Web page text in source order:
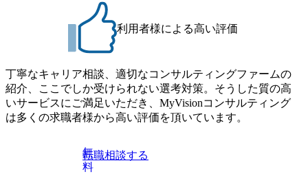
プし、バイタリティーを持ってチャレンジできる方 ・自ら
コンサル業界やクライアント動向を把握し、クライアント
や自社への提案などに積極的に関わることができる方 ・ス
ケジューリング(優先順位付け含む)など、ビジネスベーシッ
クスキルが習得できている方
だきます。 ● 詳細 デジタルイノベーション事業部でのポジ
ションサーチになります。 ご経験やスキル、そして適性や
志向性に合わせて、以下のいずれかの役割でご活躍いただ
きます。 ※本求人はレバテック株式会社の雇用となりま
す。 ＜ITコンサルタント＞ Webアプリケーション、SaaS系
の領域において、大手・ベンチャー・スタートアップ企業
に対する課題解決支援を行います。 直近の案件では、大規
模基幹システムにおける最上流のPoC(概念実証)支援から構
います。 生成AIなどの最新技術とシステムを活用し、顧客
の業務革新と効率化の実現に貢献します。 ＜PL/PM＞ 顧客
利用者様による高い評価
丁寧なキャリア相談、適切なコンサルティングファームの
紹介、ここでしか受けられない選考対策。そうした質の高
いサービスにご満足いただき、MyVisionコンサルティング
は多くの求職者様から高い評価を頂いています。
無
料
転職相談する